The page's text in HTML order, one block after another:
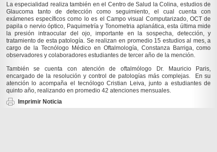
La especialidad realiza también en el Centro de Salud la Colina, estudios de
Glaucoma tanto de detección como seguimiento, el cual cuenta con
exámenes específicos como lo es el Campo visual Computarizado, OCT de
papila o nervio óptico, Paquimetría y Tonometria aplanática, esta última mide
la presión intraocular del ojo, importante en la sospecha, detección, y
tratamiento de esta patología. Se realizan en promedio 15 estudios al mes, a
cargo de la Tecnólogo Médico en Oftalmología, Constanza Barriga, como
observadores y colaboradores estudiantes de tercer año de la mención.
También se cuenta con atención de oftalmólogo Dr. Mauricio Paris,
encargado de la resolución y control de patologías más complejas. En su
atención lo acompaña el tecnólogo Cristian Leiva, junto a estudiantes de
quinto año, realizando en promedio 42 atenciones mensuales.
Imprimir Noticia